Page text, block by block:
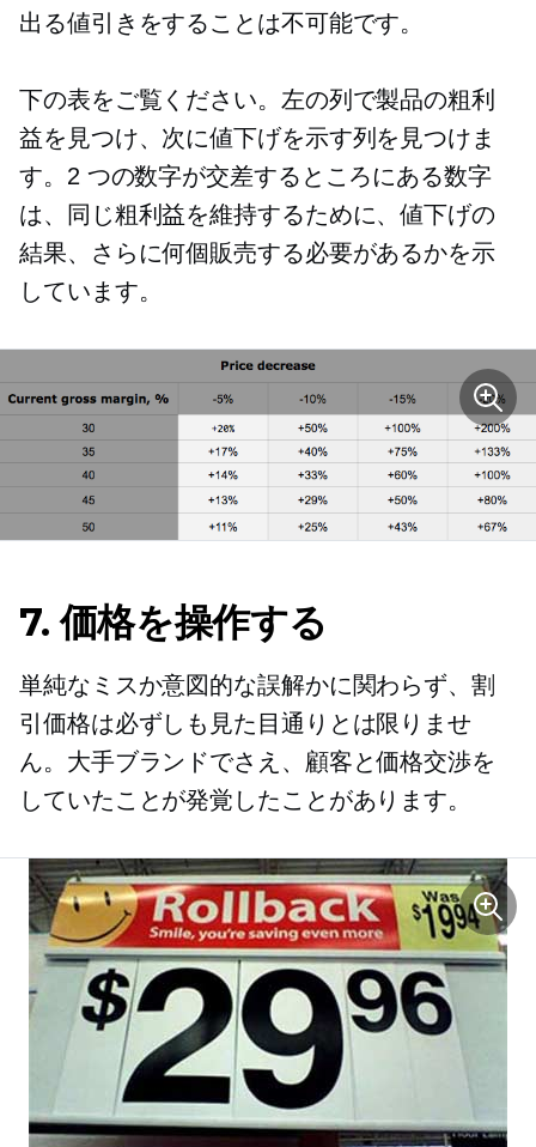
出る値引きをすることは不可能です。
下の表をご覧ください。左の列で製品の粗利
益を見つけ、次に値下げを示す列を見つけま
す。2 つの数字が交差するところにある数字
は、同じ粗利益を維持するために、値下げの
結果、さらに何個販売する必要があるかを示
しています。
7. 価格を操作する
単純なミスか意図的な誤解かに関わらず、割
引価格は必ずしも見た目通りとは限りませ
ん。大手ブランドでさえ、顧客と価格交渉を
していたことが発覚したことがあります。